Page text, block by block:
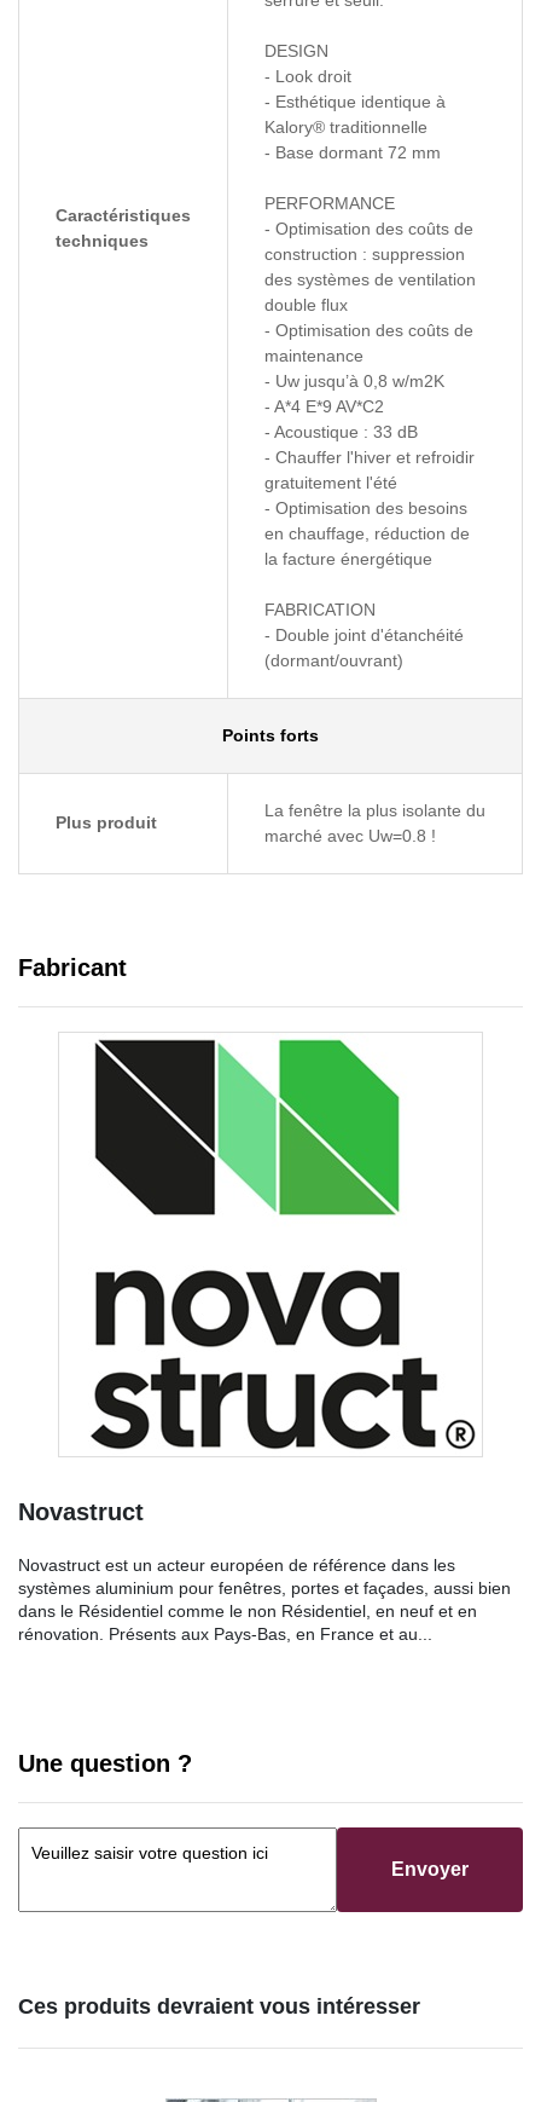
Caractéristiques
techniques
DESIGN
- Look droit
- Esthétique identique à
Kalory® traditionnelle
- Base dormant 72 mm
PERFORMANCE
- Optimisation des coûts de
construction : suppression
des systèmes de ventilation
double flux
- Optimisation des coûts de
maintenance
- Uw jusqu’à 0,8 w/m2K
- A*4 E*9 AV*C2
- Acoustique : 33 dB
- Chauffer l'hiver et refroidir
gratuitement l'été
- Optimisation des besoins
en chauffage, réduction de
la facture énergétique
FABRICATION
- Double joint d'étanchéité
(dormant/ouvrant)
Points forts
Plus produit
La fenêtre la plus isolante du
marché avec Uw=0.8 !
Fabricant
Novastruct
Novastruct est un acteur européen de référence dans les
systèmes aluminium pour fenêtres, portes et façades, aussi bien
dans le Résidentiel comme le non Résidentiel, en neuf et en
rénovation. Présents aux Pays-Bas, en France et au...
Une question ?
Envoyer
Ces produits devraient vous intéresser